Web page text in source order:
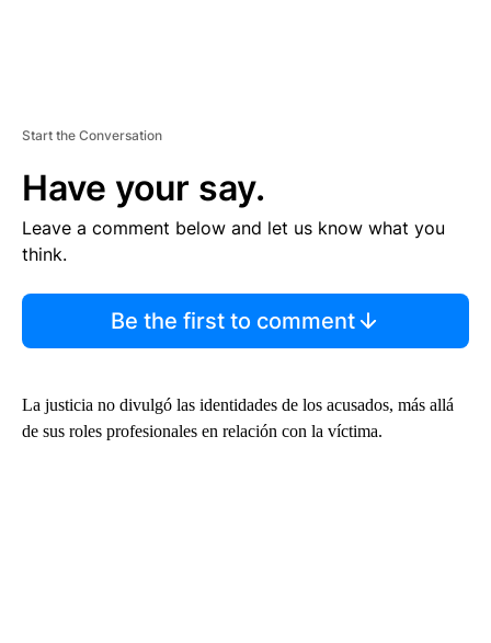
Start the Conversation
Have your say.
Leave a comment below and let us know what you
think.
Be the first to comment
La justicia no divulgó las identidades de los acusados, más allá
de sus roles profesionales en relación con la víctima.